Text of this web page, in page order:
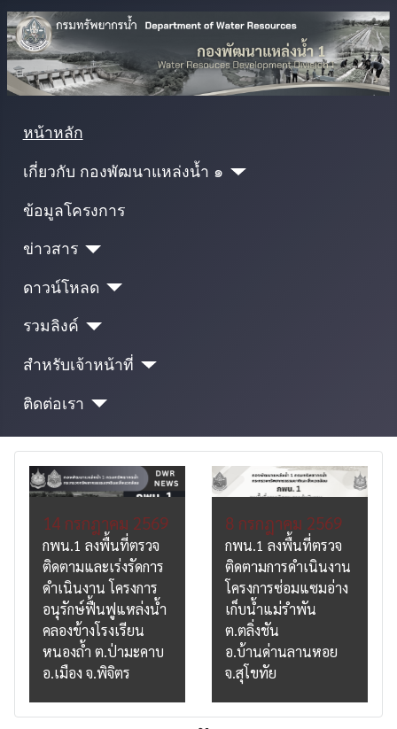
หน้าหลัก
เกี่ยวกับ กองพัฒนาแหล่งน้ำ ๑
ข้อมูลโครงการ
ข่าวสาร
ดาวน์โหลด
รวมลิงค์
สำหรับเจ้าหน้าที่
ติดต่อเรา
14 กรกฎาคม 2569
กพน.1 ลงพื้นที่ตรวจ
ติดตามและเร่งรัดการ
ดำเนินงาน โครงการ
อนุรักษ์ฟื้นฟูแหล่งน้ำ
คลองข้างโรงเรียน
หนองถ้ำ ต.ป่ามะคาบ
อ.เมือง จ.พิจิตร
8 กรกฎาคม 2569
กพน.1 ลงพื้นที่ตรวจ
ติดตามการดำเนินงาน
โครงการซ่อมแซมอ่าง
เก็บน้ำแม่รำพัน
ต.ตลิ่งชัน
อ.บ้านด่านลานหอย
จ.สุโขทัย